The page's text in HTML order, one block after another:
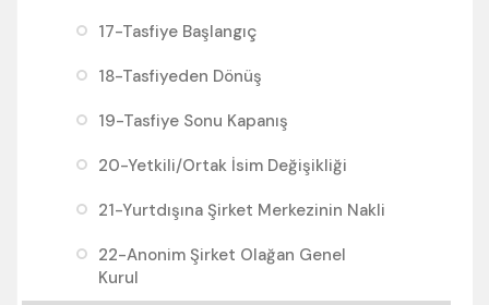
17-Tasfiye Başlangıç
18-Tasfiyeden Dönüş
19-Tasfiye Sonu Kapanış
20-Yetkili/Ortak İsim Değişikliği
21-Yurtdışına Şirket Merkezinin Nakli
22-Anonim Şirket Olağan Genel
Kurul